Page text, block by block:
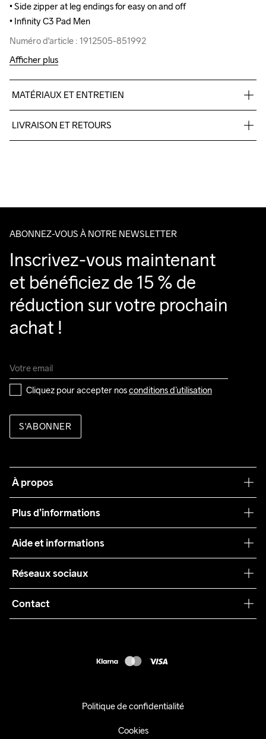
• Side zipper at leg endings for easy on and off
• Infinity C3 Pad Men
Numéro d'article : 1912505-851992
• Side zipper at leg endings for easy on and off
• Infinity C3 Pad Men
Numéro d'article : 1912505-851992
Afficher plus
MATÉRIAUX ET ENTRETIEN
Face
100% Polyester-Recycled
88% Polyester-Recycled
12% Elastane
Do Not Bleach
Do Not Dry
Do Not Tumble
Ironing Low
Temp
Lavage en
LIVRAISON ET RETOURS
ABONNEZ-VOUS À NOTRE NEWSLETTER
Inscrivez-vous maintenant
et bénéficiez de 15 % de
réduction sur votre prochain
achat !
Cliquez pour accepter nos conditions d’utilisation
S'ABONNER
À propos
Plus d’informations
Teamwear
Durabilité
Collaborations
Aide et informations
Conditions générales
Retours
Réseaux sociaux
Contact
Politique de confidentialité
Cookies